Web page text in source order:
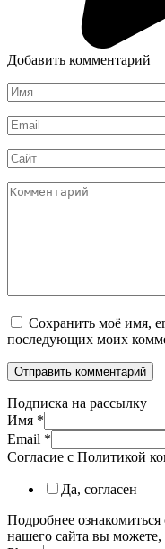
Добавить комментарий
Имя
*
Email
*
Сайт
Комментарий
Сохранить моё имя,
последующих моих
Подписка на рассылку
Имя *
Email *
Согласие с Политикой
Да, согласен
Подробнее
нашего сайта вы